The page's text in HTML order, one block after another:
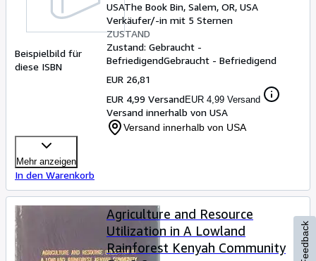
SCHLIESSEN
Beispielbild für
diese ISBN
USAThe Book Bin, Salem, OR, USA
Verkäufer/-in mit 5 Sternen
ZUSTAND
Zustand: Gebraucht -
BefriedigendGebraucht - Befriedigend
EUR 26,81
EUR 4,99 VersandEUR 4,99 Versand
Versand innerhalb von USA
Versand innerhalb von USA
Mehr anzeigen
In den Warenkorb
Agriculture and Resource
Utilization in A Lowland
Rainforest Kenyah Community
Feedback